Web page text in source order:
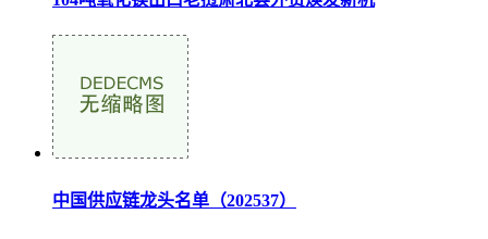
中国供应链龙头名单（202537）